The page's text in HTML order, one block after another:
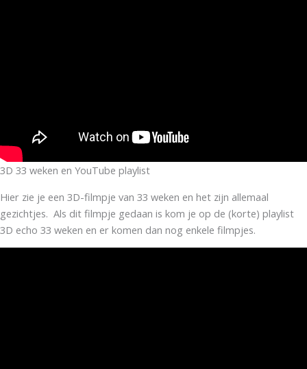
3D 33 weken en YouTube playlist
Hier zie je een 3D-filmpje van 33 weken en het zijn allemaal
gezichtjes. Als dit filmpje gedaan is kom je op de (korte) playlist
3D echo 33 weken en er komen dan nog enkele filmpjes.